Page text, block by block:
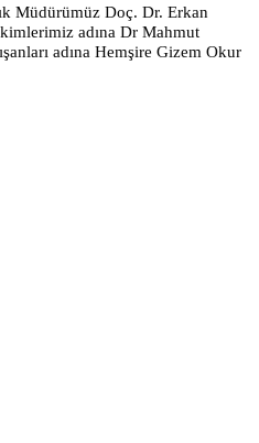
Müdürümüz Doç. Dr. Erkan
adına Dr Mahmut
adına Hemşire Gizem Okur